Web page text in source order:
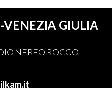
VENEZIA GIULIA
NEREO ROCCO -